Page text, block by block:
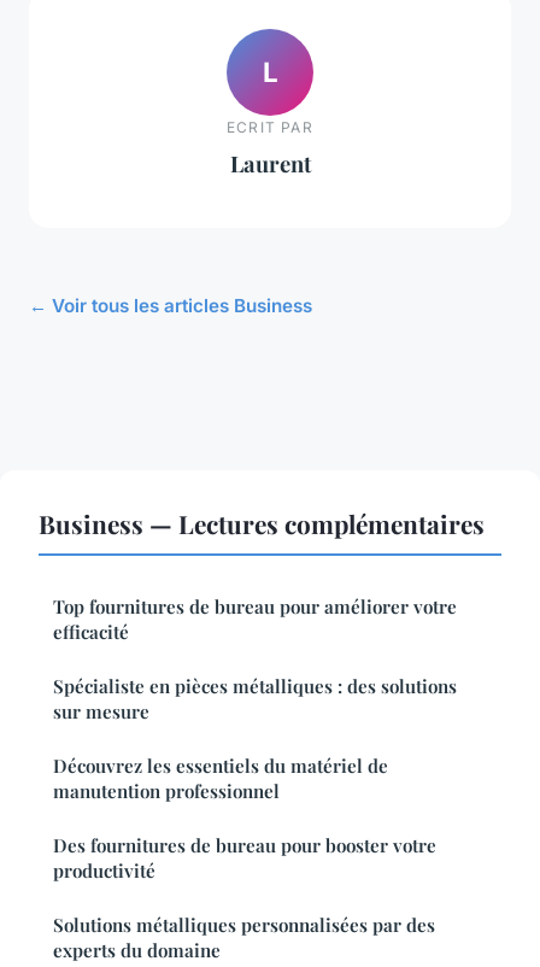
L
ECRIT PAR
Laurent
← Voir tous les articles Business
Business — Lectures complémentaires
Top fournitures de bureau pour améliorer votre
efficacité
Spécialiste en pièces métalliques : des solutions
sur mesure
Découvrez les essentiels du matériel de
manutention professionnel
Des fournitures de bureau pour booster votre
productivité
Solutions métalliques personnalisées par des
experts du domaine